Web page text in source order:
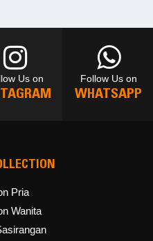
Us on
Us on
Follow Us on
WHATSAPP
Pria
Wanita